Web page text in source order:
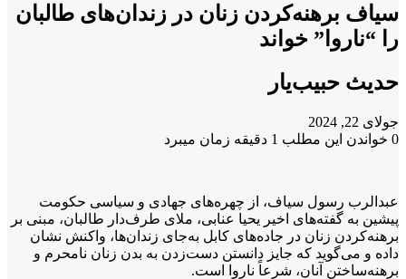
سیاف برهنه‌کردن زنان در زندان‌های طالبان
را “ناروا” خواند
حدیث حبیب‌یار
جولای 22, 2024
0 خواندن این مطلب 1 دقیقه زمان میبرد
عبدالرب رسول سیاف، از چهره‌های جهادی و سیاسی حکومت
پیشین به گفته‌های اخیر یحیا عنابی، ملای طرف‌دار طالبان، مبنی بر
برهنه‌کردن زنان در جاده‌های کابل به‌جای زندان‌ها، واکنش نشان
داده و می‌گوید که جایز دانستن دست‌زدن به بدن زنان نامحرم و
برهنه‌ساختن آنان، شرعاً ناروا است.